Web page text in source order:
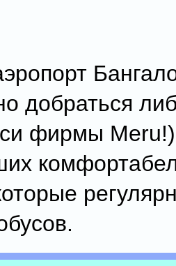
добраться
фирмы